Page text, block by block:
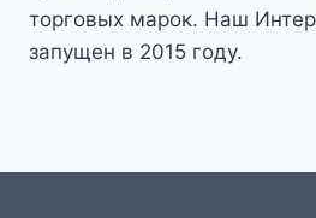
торговых марок. Наш
запущен в 2015 году.